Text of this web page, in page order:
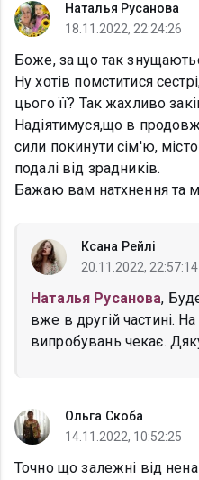
Наталья Русанова
18.11.2022, 22:24:26
Боже, за що так
Ну хотів помститися
цього її? Так жахливо
Надіятимуся,що в
сили покинути сім'ю,
подалі від зрадників.
Бажаю вам натхнення та
Ксана Рейлі
20.11.2022, 22:57:14
Наталья Русанова,
вже в другій частині.
випробувань чекає.
Ольга Скоба
14.11.2022, 10:52:25
Точно що залежні від